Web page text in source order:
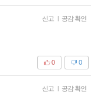
신고 | 공감 확인
0
0
신고 | 공감 확인